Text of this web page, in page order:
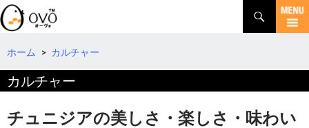
検
索
コ
テ
ツ
へ
ホーム > カルチャー
カルチャー
チュニジアの美しさ・楽しさ・味わい